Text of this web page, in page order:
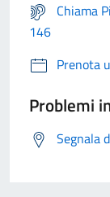
Chiama
146
Prenota
Problemi
Segnala